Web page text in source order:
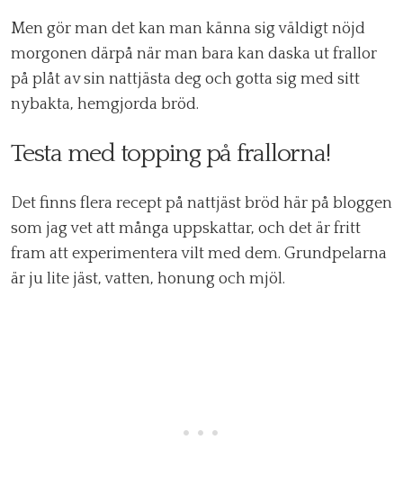
Men gör man det kan man känna sig väldigt nöjd
morgonen därpå när man bara kan daska ut frallor
på plåt av sin nattjästa deg och gotta sig med sitt
nybakta, hemgjorda bröd.
Testa med topping på frallorna!
Det finns flera recept på nattjäst bröd här på bloggen
som jag vet att många uppskattar, och det är fritt
fram att experimentera vilt med dem. Grundpelarna
är ju lite jäst, vatten, honung och mjöl.